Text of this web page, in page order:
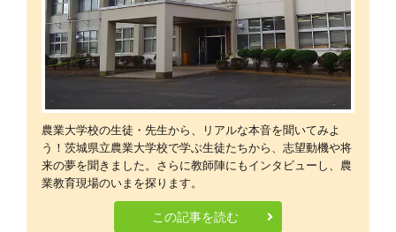
農業大学校の生徒・先生から、リアルな本音を聞いてみよ
う！茨城県立農業大学校で学ぶ生徒たちから、志望動機や将
来の夢を聞きました。さらに教師陣にもインタビューし、農
業教育現場のいまを探ります。
この記事を読む